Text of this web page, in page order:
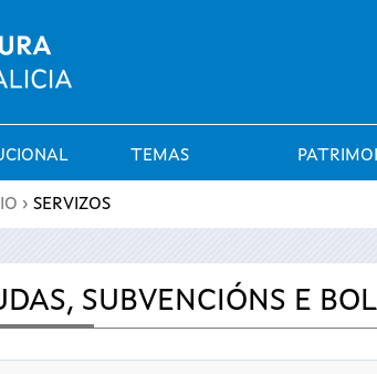
TEMAS
› SERVIZOS
SUBVENCIÓNS E